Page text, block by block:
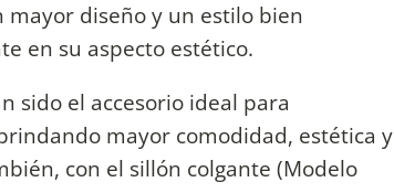
diseño y un estilo bien
en su aspecto estético.
sido el accesorio ideal para
mayor comodidad, estética y
con el sillón colgante (Modelo